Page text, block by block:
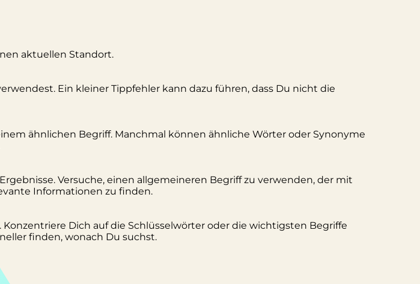
aktuellen Standort.
Ein kleiner Tippfehler kann dazu führen, dass Du nicht die
ähnlichen Begriff. Manchmal können ähnliche Wörter oder Synonyme
Versuche, einen allgemeineren Begriff zu verwenden, der mit
Informationen zu finden.
Dich auf die Schlüsselwörter oder die wichtigsten Begriffe
finden, wonach Du suchst.